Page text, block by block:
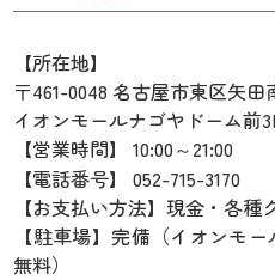
【所在地】
〒461-0048 名古屋市東区矢田
イオンモールナゴヤドーム前
【営業時間】 10:00～21:00
【電話番号】 052-715-3170
【お支払い方法】現金・各種
【駐車場】完備（イオンモ
無料）